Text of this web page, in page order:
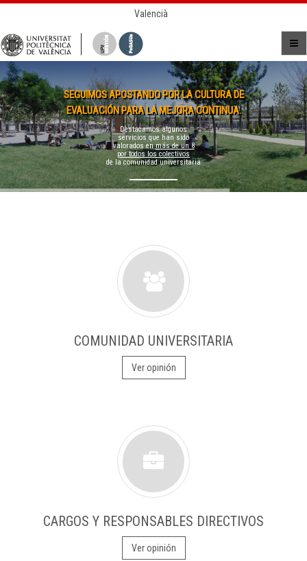
Valencià
SEGUIMOS APOSTANDO POR LA CULTURA DE
EVALUACIÓN PARA LA MEJORA CONTINUA.
Destacamos algunos
servicios que han sido
valorados enmás de un 8
por todos los colectivos
de la comunidad universitaria
COMUNIDAD UNIVERSITARIA
Ver opinión
CARGOS Y RESPONSABLES DIRECTIVOS
Ver opinión